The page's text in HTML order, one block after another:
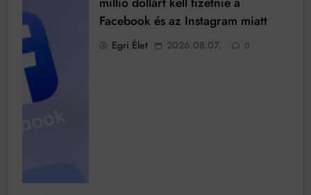
Facebook és az Instagram miatt
Egri Élet 2026.08.07. 0